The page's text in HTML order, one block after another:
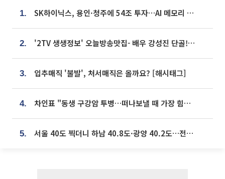
1. SK하이닉스, 용인·청주에 54조 투자…AI 메모리 생산기지 키운다
2. '2TV 생생정보' 오늘방송맛집- 배우 강성진 단골! 쌀국수ㆍ푸팟퐁 커리 맛집 '블○○○'
3. 입추매직 '불발', 처서매직은 올까요? [해시태그]
4. 차인표 "동생 구강암 투병…떠나보낼 때 가장 힘들었다”
5. 서울 40도 찍더니 하남 40.8도·광양 40.2도…전국 '펄펄'